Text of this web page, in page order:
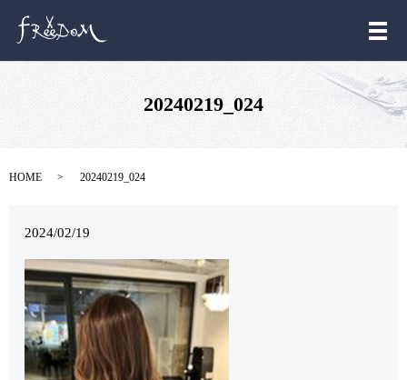
メ
20240219_024
HOME 20240219_024
2024/02/19